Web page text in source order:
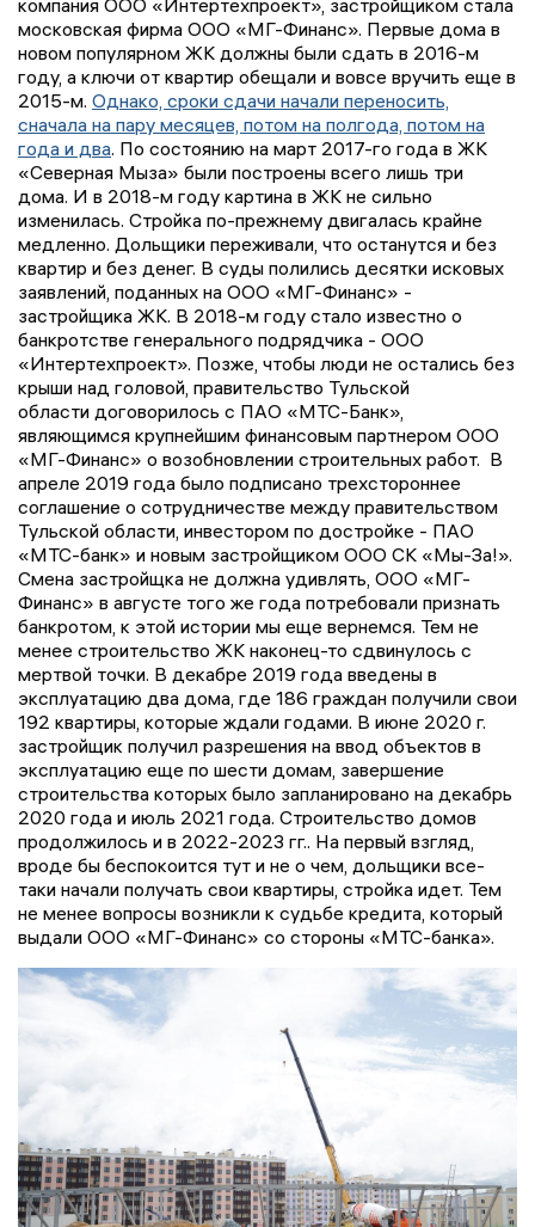
компания ООО «Интертехпроект», застройщиком стала
московская фирма ООО «МГ-Финанс». Первые дома в
новом популярном ЖК должны были сдать в 2016-м
году, а ключи от квартир обещали и вовсе вручить еще в
2015-м. Однако, сроки сдачи начали переносить,
сначала на пару месяцев, потом на полгода, потом на
года и два. По состоянию на март 2017-го года в ЖК
«Северная Мыза» были построены всего лишь три
дома. И в 2018-м году картина в ЖК не сильно
изменилась. Стройка по-прежнему двигалась крайне
медленно. Дольщики переживали, что останутся и без
квартир и без денег. В суды полились десятки исковых
заявлений, поданных на ООО «МГ-Финанс» -
застройщика ЖК. В 2018-м году стало известно о
банкротстве генерального подрядчика - ООО
«Интертехпроект». Позже, чтобы люди не остались без
крыши над головой, правительство Тульской
области договорилось с ПАО «МТС-Банк»,
являющимся крупнейшим финансовым партнером ООО
«МГ-Финанс» о возобновлении строительных работ. В
апреле 2019 года было подписано трехстороннее
соглашение о сотрудничестве между правительством
Тульской области, инвестором по достройке - ПАО
«МТС-банк» и новым застройщиком ООО СК «Мы-За!».
Смена застройщка не должна удивлять, ООО «МГ-
Финанс» в августе того же года потребовали признать
банкротом, к этой истории мы еще вернемся. Тем не
менее строительство ЖК наконец-то сдвинулось с
мертвой точки. В декабре 2019 года введены в
эксплуатацию два дома, где 186 граждан получили свои
192 квартиры, которые ждали годами. В июне 2020 г.
застройщик получил разрешения на ввод объектов в
эксплуатацию еще по шести домам, завершение
строительства которых было запланировано на декабрь
2020 года и июль 2021 года. Строительство домов
продолжилось и в 2022-2023 гг.. На первый взгляд,
вроде бы беспокоится тут и не о чем, дольщики все-
таки начали получать свои квартиры, стройка идет. Тем
не менее вопросы возникли к судьбе кредита, который
выдали ООО «МГ-Финанс» со стороны «МТС-банка».